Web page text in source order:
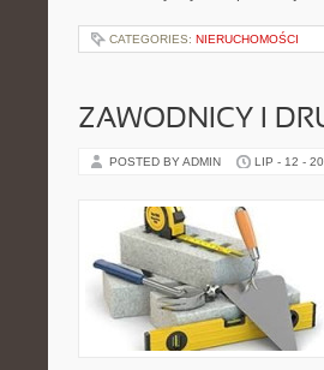
CATEGORIES: NIERUCHOMOŚCI
ZAWODNICY I
POSTED BY ADMIN LIP - 12 -